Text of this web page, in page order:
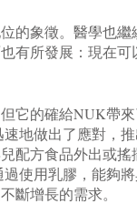
的象徵。醫學也繼
有所發展：現在
它的確給NUK帶
地做出了應對，推
配方食品外出或
使用乳膠，能夠
斷增長的需求。